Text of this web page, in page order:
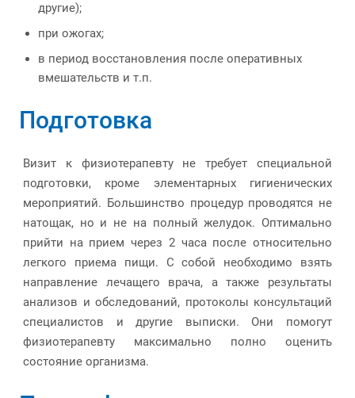
другие);
при ожогах;
в период восстановления после оперативных
вмешательств и т.п.
Подготовка
Визит к физиотерапевту не требует специальной
подготовки, кроме элементарных гигиенических
мероприятий. Большинство процедур проводятся не
натощак, но и не на полный желудок. Оптимально
прийти на прием через 2 часа после относительно
легкого приема пищи. С собой необходимо взять
направление лечащего врача, а также результаты
анализов и обследований, протоколы консультаций
специалистов и другие выписки. Они помогут
физиотерапевту максимально полно оценить
состояние организма.